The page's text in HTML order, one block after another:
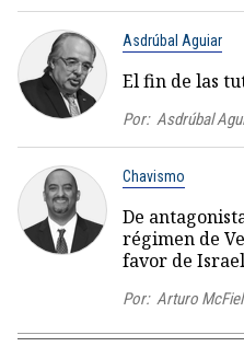
Asdrúbal Aguiar
El fin de las
Por: Asdrúbal
Chavismo
De
régimen de
favor de Israel
Por: Arturo